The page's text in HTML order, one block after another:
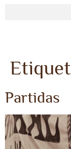
Partidas